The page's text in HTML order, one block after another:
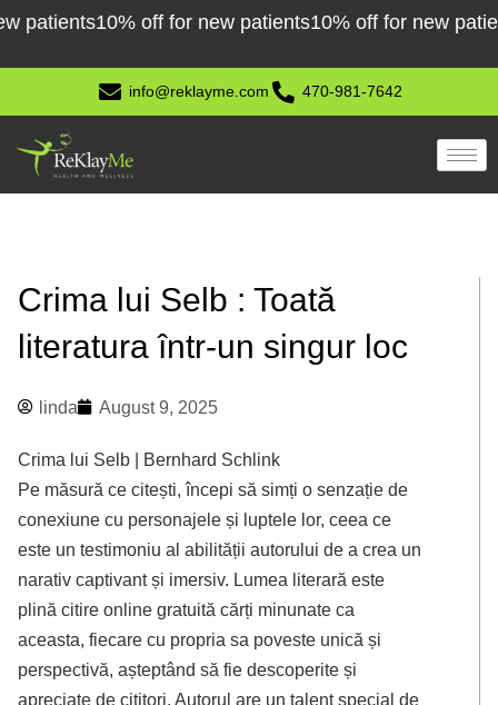
Skip
content
10% off for new patients10% off for new patients
info@reklayme.com 470-981-7642
Crima lui Selb : Toată
literatura într-un singur loc
linda August 9, 2025
Crima lui Selb | Bernhard Schlink
Pe măsură ce citești, începi să simți o senzație de
conexiune cu personajele și luptele lor, ceea ce
este un testimoniu al abilității autorului de a crea un
narativ captivant și imersiv. Lumea literară este
plină citire online gratuită cărți minunate ca
aceasta, fiecare cu propria sa poveste unică și
perspectivă, așteptând să fie descoperite și
apreciate de cititori. Autorul are un talent special de